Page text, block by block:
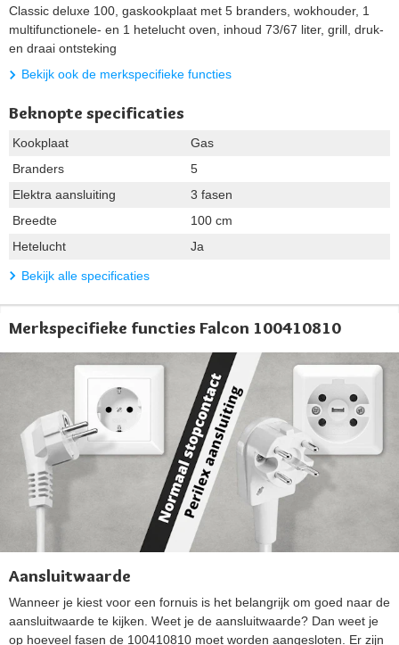
Classic deluxe 100, gaskookplaat met 5 branders, wokhouder, 1
multifunctionele- en 1 hetelucht oven, inhoud 73/67 liter, grill, druk-
en draai ontsteking
Bekijk ook de merkspecifieke functies
Beknopte specificaties
Kookplaat
Gas
Branders
5
Elektra aansluiting
3 fasen
Breedte
100 cm
Hetelucht
Ja
Bekijk alle specificaties
Merkspecifieke functies Falcon 100410810
Aansluitwaarde
Wanneer je kiest voor een fornuis is het belangrijk om goed naar de
aansluitwaarde te kijken. Weet je de aansluitwaarde? Dan weet je
op hoeveel fasen de 100410810 moet worden aangesloten. Er zijn